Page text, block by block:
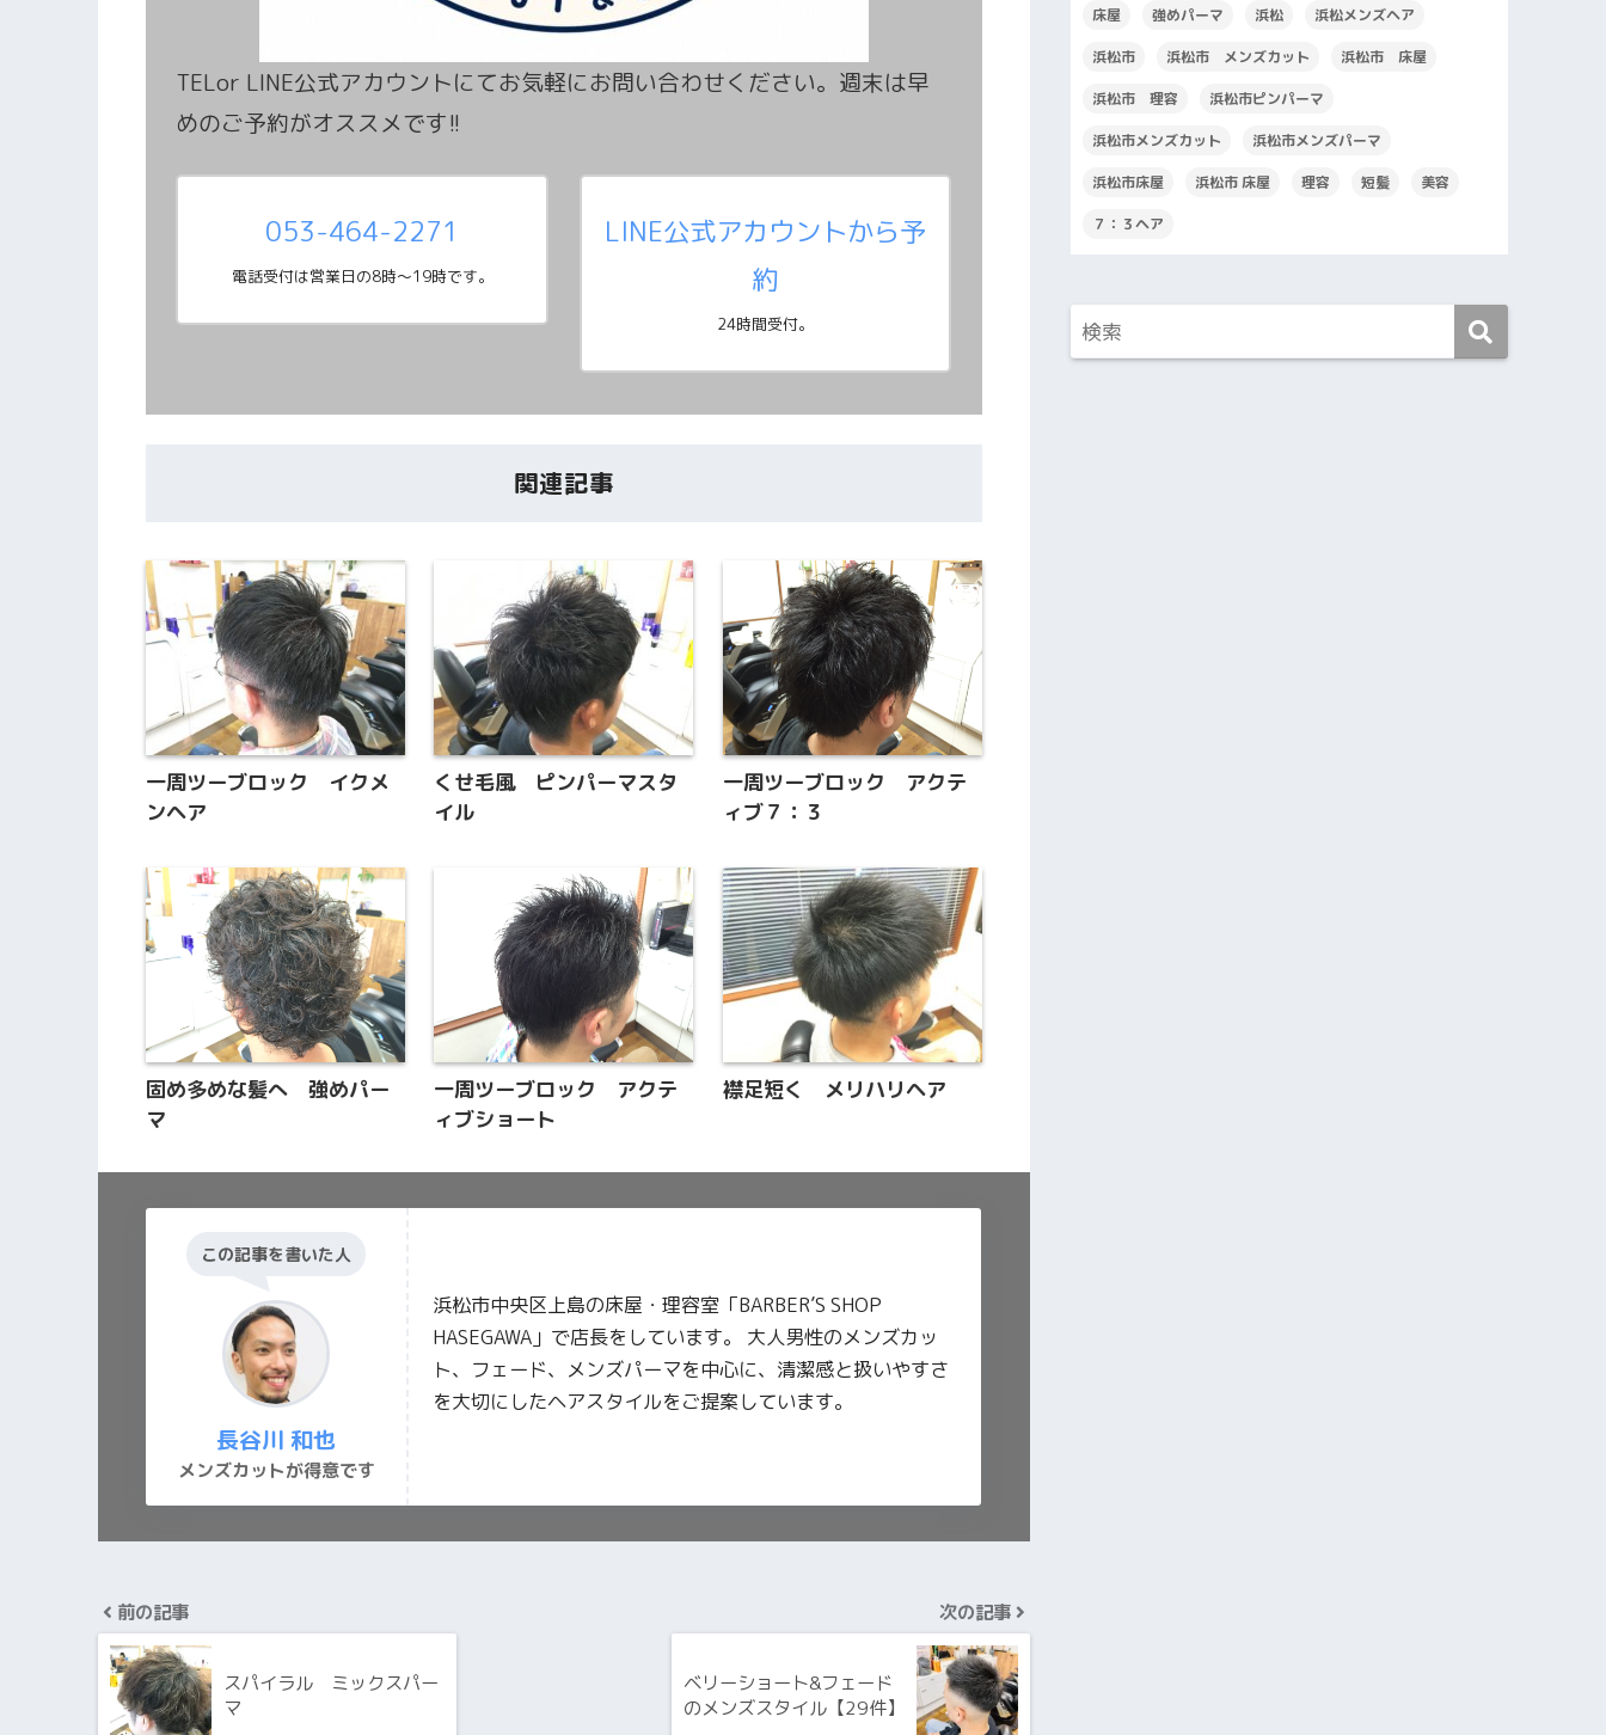
TELor LINE公式アカウントにてお気軽にお問い合わせください。週末は早
053-464-2271
電話受付は営業日の8時～19時です。
LINE公式アカウントから予
約
24時間受付。
関連記事
一周ツーブロック イクメ
ンヘア
くせ毛風 ピンパーマスタ
イル
一周ツーブロック アクテ
ィブ７：３
固め多めな髪へ 強めパー
マ
一周ツーブロック アクテ
ィブショート
襟足短く メリハリヘア
この記事を書いた人
長谷川 和也
メンズカットが得意です
浜松市中央区上島の床屋・理容室「BARBER’S SHOP
HASEGAWA」で店長をしています。 大人男性のメンズカッ
ト、フェード、メンズパーマを中心に、清潔感と扱いやすさ
を大切にしたヘアスタイルをご提案しています。
前の記事
スパイラル ミックスパー
マ
次の記事
ベリーショート&フェード
のメンズスタイル【29件】
床屋 強めパーマ 浜松 浜松メンズヘア
浜松市 浜松市 メンズカット 浜松市 床屋
浜松市 理容 浜松市ピンパーマ
浜松市メンズカット 浜松市メンズパーマ
浜松市床屋 浜松市 床屋 理容 短髪 美容
７：３ヘア